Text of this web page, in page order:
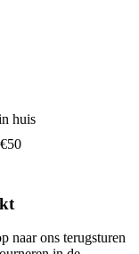
huis
naar ons terugsturen